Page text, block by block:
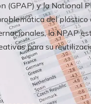
(GPAP) y la National
del
la NPAP
para su